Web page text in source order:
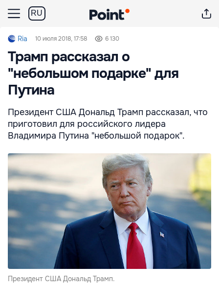
RU
Ria 10 июля 2018, 17:58 6 130
Трамп рассказал о
"небольшом подарке" для
Путина
Президент США Дональд Трамп рассказал, что
приготовил для российского лидера
Владимира Путина "небольшой подарок".
Президент США Дональд Трамп.